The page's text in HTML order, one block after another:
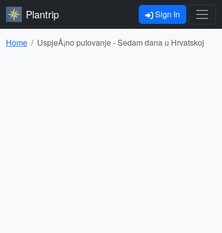
Plantrip Sign In
Home UspjeÅ¡no putovanje - Sedam dana u Hrvatskoj